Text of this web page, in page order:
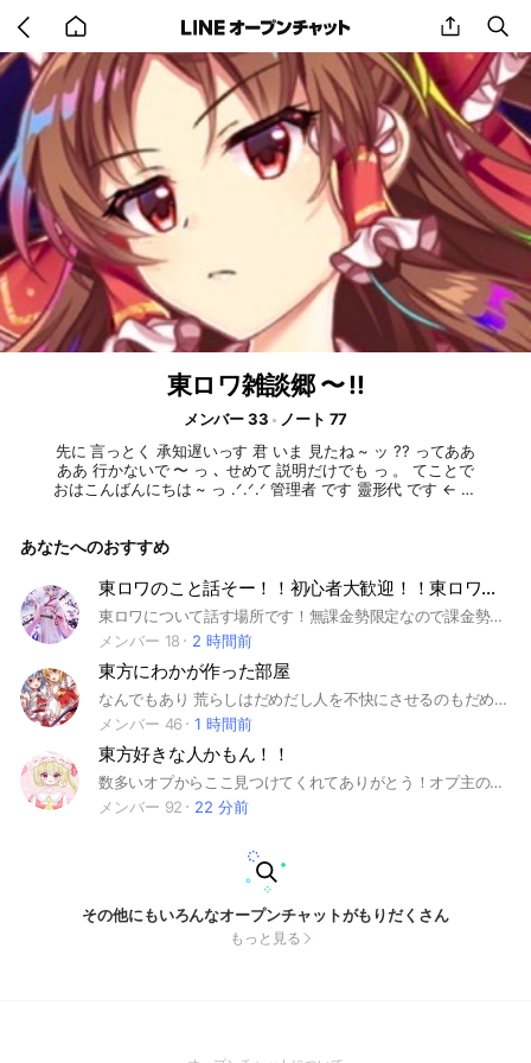
back
to
home
share
東ロワ雑談郷 〜 !!
メンバー 33
ノート 77
先に 言っとく 承知遅いっす 君 いま 見たね ~ ッ ?? ってああ
ああ 行かないで 〜 っ ､ せめて 説明だけでも っ 。 てことで
おはこんばんにちは ~ っ .ᐟ.ᐟ.ᐟ 管理者 です 靈形代 です ← ??
時 質問 を 2つ します ､ ちゃんと 両方 答えないと 入れません
を 思い出してください ( .ᐣ.ᐣ ) 初心者 上級者 関係な ~ い ッ !!
勿論 東方の雑談 も していいよ 〜 !! ラスワ の セリフ クイズ
なんかすると 盛り上がります ッ .ᐟ.ᐟ ルールとかは 入ってから
見て欲しいっ !! 見学や体験は名前に書いて欲しいっ 。 今なら
古参 に なれるよ ~ ッ 。 にわかでもがち でも 関係ないのさ
ッ .ᐟ.ᐟ 沢山 雑談 しようね 〜 !! 目標 50人 で なにかします (
フラグ ) ん ?? 何も無いよ 〜 ?? ここまで 見てくれたってこと
は 入ってくれるんだよね ((( 圧 まってるよ 〜 ッ 。 #東方ロス
トワード #東ロワ #ロスワ #東方 #東方Project
あなたへのおすすめ
東ロワのこと話そー！！初心者大歓迎！！東ロワ無課金勢限定
東ロワについて話す場所です！無課金勢限定なので課金勢は入らないでください。 課金勢発見したら追い出します。 主はオプチャ初めて作るので、分からないことだらけだと思いますが、仲良くしてくれたら嬉しいです！ ちなみに主は東ロワ初めて半年くらいなので初心者大歓迎！！わからんこと教え合おうー！ 2025年9月14日設立 2025年9月14日10人突破 2025年12月6日20人突破 2026年5月28日再20人突破 検索用 #東方#東ロワ#東方ロストワード#初心者#霊夢#魔理沙#妖夢#フラン#レミリア#咲夜#美鈴#幽々子#無課金
メンバー 18
2 時間前
東方にわかが作った部屋
なんでもあり 荒らしはだめだし人を不快にさせるのもだめ ルールを守れはどんなテンションでもなんでもおっけーです 賑やかな楽しいオプチャなのでぜーひぜひぜひきてね #東方Project #東方 #テンションMAX
メンバー 46
1 時間前
東方好きな人かもん！！
数多いオプからここ見つけてくれてありがとう！オプ主のちょここです！ ここは皆で雑談したり、東方のイラストを見せあったりとにかく自由なオプだよ！最近はライトもたまにやってます！ とにかく！お試しでも入ってほしいなぁっ！ カオスでハイテンションな人達が出迎えてくれますよ(？)
メンバー 92
22 分前
その他にもいろんなオープンチャットがもりだくさん
もっと見る